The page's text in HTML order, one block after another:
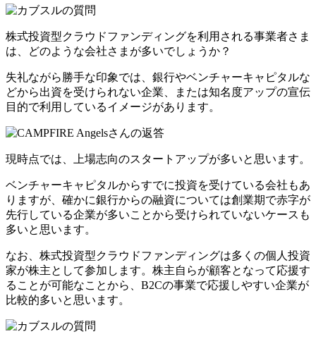
株式投資型クラウドファンディングを利用される事業者さま
は、どのような会社さまが多いでしょうか？
失礼ながら勝手な印象では、銀行やベンチャーキャピタルな
どから出資を受けられない企業、または知名度アップの宣伝
目的で利用しているイメージがあります。
現時点では、 上場志向のスタートアップが多いと思います。
ベンチャーキャピタルからすでに投資を受けている会社もあ
りますが、確かに銀行からの融資については創業期で赤字が
先行している企業が多いことから受けられていないケースも
多いと思います。
なお、株式投資型クラウドファンディングは多くの個人投資
家が株主として参加します。株主自らが顧客となって応援す
ることが可能なことから、B2Cの事業で応援しやすい企業が
比較的多いと思います。